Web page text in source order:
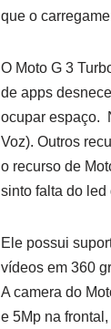
que o
O Moto G 3
de apps
ocupar espaço.
Voz). Outros
o recurso de
sinto falta do led
Ele possui
vídeos em 360
A camera do
e 5Mp na